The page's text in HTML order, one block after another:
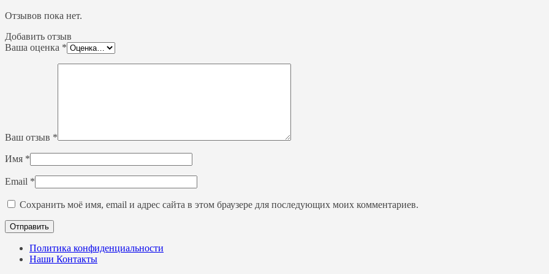
Отзывов пока нет.
Добавить отзыв
Ваша оценка *
Ваш отзыв *
Имя *
Email *
Сохранить моё имя, email и адрес сайта в этом браузере для последующих моих комментариев.
Политика конфиденциальности
Наши Контакты